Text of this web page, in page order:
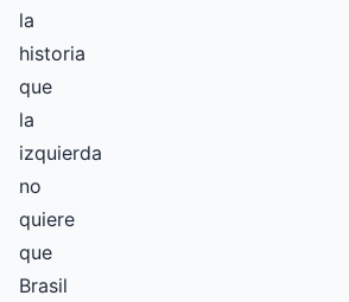
la
historia
que
la
izquierda
no
quiere
que
Brasil